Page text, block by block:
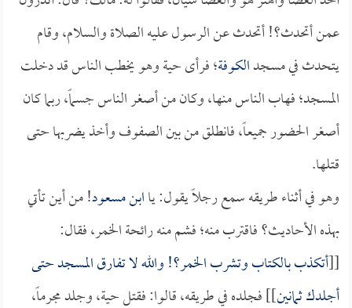
عمن أتحدث؟! أتحدث عن الرسول عليه الصلاة والسلام، وقام
يتحدث في مسجدالكوفة؛ فرأى حية وهو يخطب الناس قد دخلت
المسجد؛ فهاب الناس منها، وكان من أصغر الناس جسماً، ربما كان
أصغر الحضور جميعاً، فانطلق من بين الصفوف وأخذ يضربها حتى
قتلها.
وهو في أثناء طريقه سمع رجلاً يقول: ياابن مسعود! من أين تأتي
بهذه الأحاديث؟ فاقترب منه؛ فشم منه رائحة الخمر، فقال:
[[أتكذب بالكتاب وتشرب الخمر؟! والله لا تفارق المسجد حتى
أجلدك ثمانين]] فجلده في طريقه، قالوا: فقتل حية، وجلد مجرماً،